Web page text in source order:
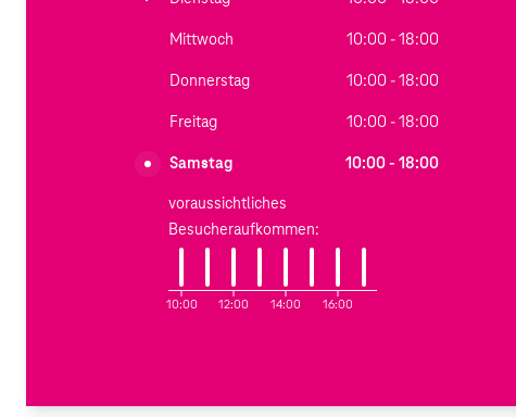
Mittwoch 10:00 - 18:00
Donnerstag 10:00 - 18:00
Freitag 10:00 - 18:00
Samstag 10:00 - 18:00
voraussichtliches
Besucheraufkommen:
10:00 12:00 14:00 16:00